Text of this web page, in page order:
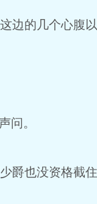
边的几个心腹
问。
爵也没资格截